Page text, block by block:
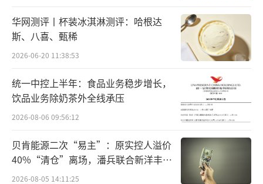
江小白声明东方甄选和主播公开道歉
8月9日晚间，东方甄选微博发布道歉声明
称，“对于因主播失误给江小白品牌造成的困
扰，我们在此表示诚挚的歉意！我们的主播对
白酒品类的了解确实不够专业和全面，今后我
们将加强相关的培训，也希望有机会能够邀请
江小白来到东方甄选直播间，向广大网友们科
普白酒知识与白酒文化。”
华网测评丨杯装冰淇淋测评：哈根达
斯、八喜、甄稀
2026-06-20 11:38:53
统一中控上半年：食品业务稳步增长，
饮品业务除奶茶外全线承压
2026-08-06 09:56:12
贝肯能源二次“易主”：原实控人溢价
40%“清仓”离场，潘兵联合新洋丰、
宏科百世拟入主
2026-08-05 14:11:25